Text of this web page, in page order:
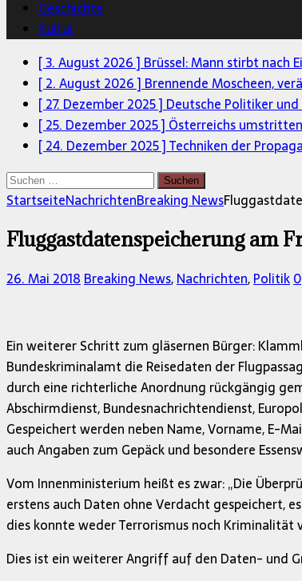
Geschichte
Kultur
[ 3. August 2026 ] Brüssel: Mann stirbt nach
[ 2. August 2026 ] Brennende Moscheen,
[ 27. Dezember 2025 ] Deutsche Politiker
[ 25. Dezember 2025 ] Österreichs
[ 24. Dezember 2025 ]Techniken der
Suchen
nach:
StartseiteNachrichtenBreaking News
Fluggastdatenspeicherung am
26. Mai 2018Breaking News,Nachrichten,Politik0
Ein weiterer Schritt zum gläsernen Bürger:
Bundeskriminalamt die Reisedaten der
durch eine richterliche Anordnung rückgängig
Abschirmdienst, Bundesnachrichtendienst,
Gespeichert werden neben Name, Vorname, E-
auch Angaben zum Gepäck und besondere
Vom Innenministerium heißt es zwar: „Die
erstens auch Daten ohne Verdacht gespeichert,
dies konnte weder Terrorismus noch Kriminalität
Dies ist ein weiterer Angriff auf den Daten- und